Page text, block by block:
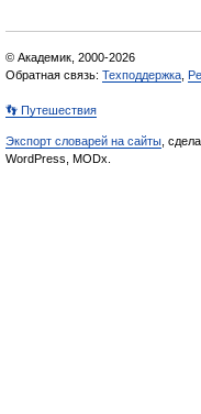
© Академик, 2000-2026
Обратная связь: Техподдержка
👣 Путешествия
Экспорт словарей на сайты ,
WordPress, MODx.